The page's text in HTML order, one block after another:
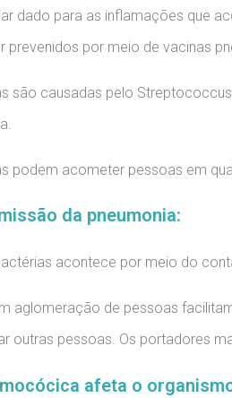
dado para as inflamações que
prevenidos por meio de vacinas
são causadas pelo
podem acometer pessoas em
da pneumonia:
acontece por meio do
aglomeração de pessoas
outras pessoas. Os portadores
afeta o